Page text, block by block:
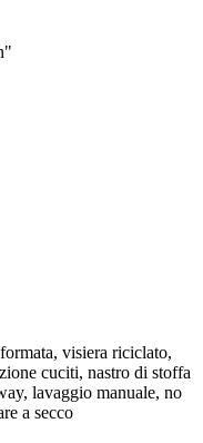
visiera riciclato,
cuciti, nastro di stoffa
lavaggio manuale, no
a secco